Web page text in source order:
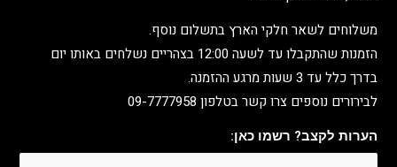
משלוחים לשאר חלקי הארץ בתשלום נוסף.
הזמנות שהתקבלו עד לשעה 12:00 בצהריים נשלחים באותו יום
בדרך כלל עד 3 שעות מרגע ההזמנה.
לבירורים נוספים צרו קשר בטלפון 09-7777958
הערות לקצב? רשמו כאן: